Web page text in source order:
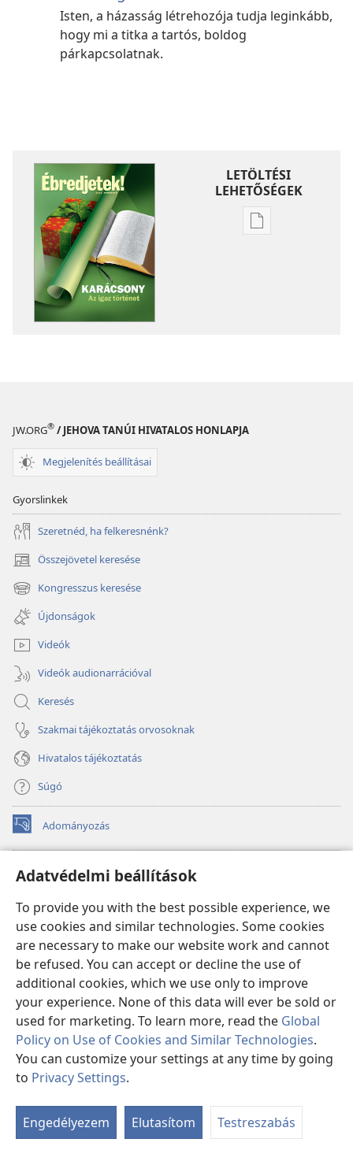
Adatvédelmi beállítások
To provide you with the best possible experience, we
use cookies and similar technologies. Some cookies
are necessary to make our website work and cannot
be refused. You can accept or decline the use of
additional cookies, which we use only to improve
your experience. None of this data will ever be sold or
used for marketing. To learn more, read the Global
Policy on Use of Cookies and Similar Technologies.
You can customize your settings at any time by going
to Privacy Settings.
Engedélyezem Elutasítom Testreszabás
Isten, a házasság létrehozója tudja leginkább,
hogy mi a titka a tartós, boldog
párkapcsolatnak.
LETÖLTÉSI
LEHETŐSÉGEK
Kiadványok
JW.ORG® / JEHOVA TANÚI HIVATALOS HONLAPJA
Megjelenítés beállításai
Gyorslinkek
Szeretnéd, ha felkeresnénk?
Összejövetel keresése
(opens
new
window)
Kongresszus keresése
(opens
new
window)
Újdonságok
Videók
Videók audionarrációval
Keresés
Szakmai tájékoztatás orvosoknak
Hivatalos tájékoztatás
Súgó
Adományozás
(opens
new
Őrtorony ONLINE KÖNYVTÁR
(opens
window)JW Hub
(opens
new
window)JW Library
Watchtower Library
Copyright© 2026 Watch Tower Bible and Tract Society of Pennsylvania.
FELHASZNÁLÁSI FELTÉTELEK
ADATVÉDELMI BEÁLLÍTÁSOK